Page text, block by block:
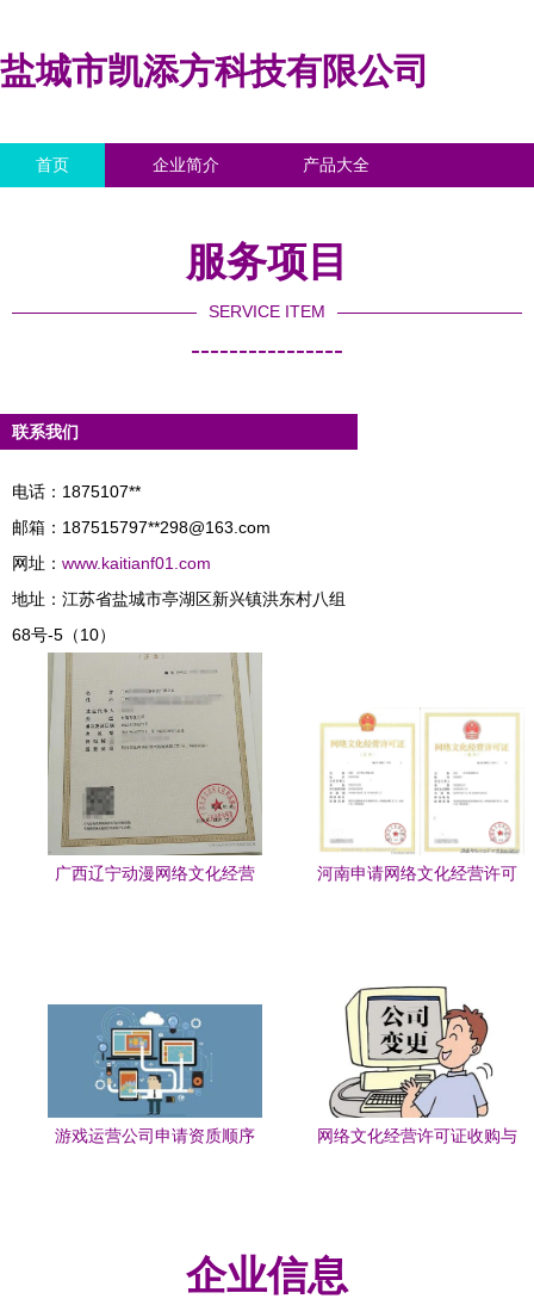
盐城市凯添方科技有限公司
首页 企业简介 产品大全
服务项目
SERVICE ITEM
----------------
联系我们
电话：1875107**
邮箱：187515797**298@163.com
网址： www.kaitianf01.com
地址：江苏省盐城市亭湖区新兴镇洪东村八组
68号-5（10）
广西辽宁动漫网络文化经营
河南申请网络文化经营许可
游戏运营公司申请资质顺序
网络文化经营许可证收购与
企业信息